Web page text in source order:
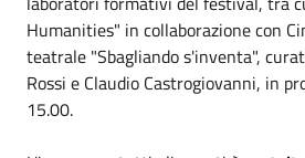
Humanities" in collaborazione con
teatrale "Sbagliando s'inventa",
Rossi e Claudio Castrogiovanni, in
15.00.